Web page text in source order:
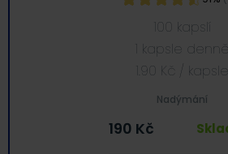
100 kapslí
1 kapsle denně
1.90 Kč / kapsle
Nadýmání
190 Kč